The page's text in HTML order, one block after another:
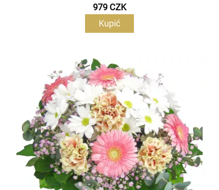
979 CZK
Kupić